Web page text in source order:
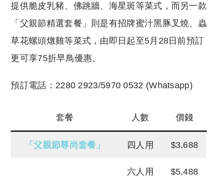
提供脆皮乳豬、佛跳牆、海星斑等菜式，而另一款
「父親節精選套餐」則是有招牌蜜汁黑豚叉燒、蟲
草花螺頭燉雞等菜式，由即日起至5月28日前預訂
更可享75折早鳥優惠。
預訂電話：2280 2923/5970 0532 (Whatsapp)
套餐 人數 價錢
「父親節尊尚套餐」 四人用 $3,688
六人用 $5,488